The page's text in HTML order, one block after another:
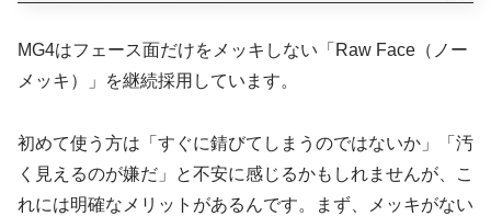
MG4はフェース面だけをメッキしない「Raw Face（ノー
メッキ）」を継続採用しています。
初めて使う方は「すぐに錆びてしまうのではないか」「汚
く見えるのが嫌だ」と不安に感じるかもしれませんが、こ
れには明確なメリットがあるんです。まず、メッキがない